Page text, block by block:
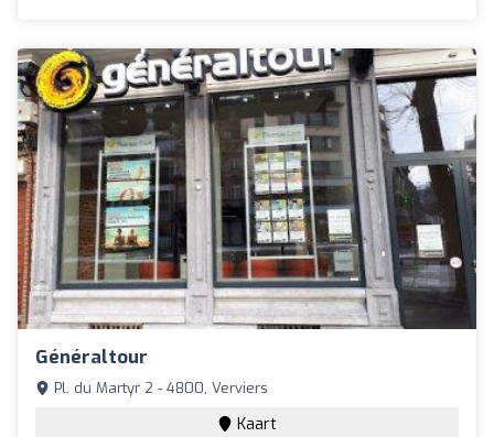
Généraltour
Pl. du Martyr 2 - 4800, Verviers
Kaart